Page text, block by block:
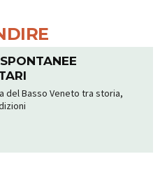
del Basso Veneto tra storia,